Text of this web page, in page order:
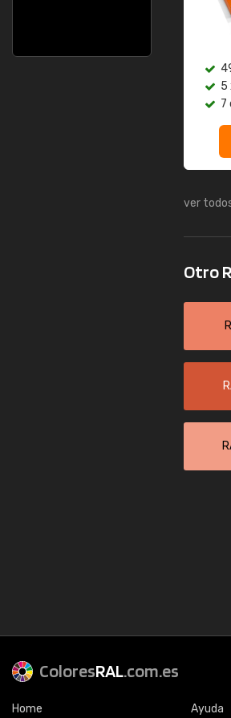
5
7
ver
Otro
ColoresRAL.com.es
Home Ayuda